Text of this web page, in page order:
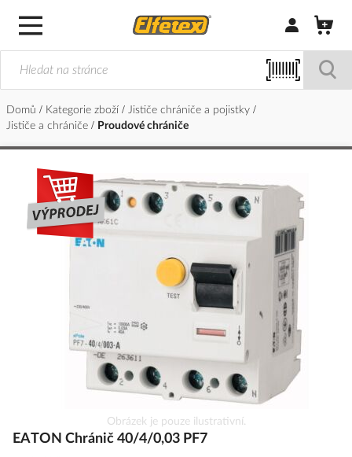
Přihlásit/
Domů Kategorie zboží
Jističe chrániče a pojistky
Jističe a chrániče
Proudové chrániče
Přeskočit
konec
galerie
na
Obrázek je pouze ilustrativní.
EATON Chránič 40/4/0,03 PF7